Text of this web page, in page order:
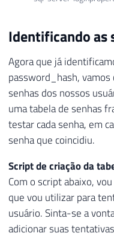
Identificando as
Agora que já
password_hash,
senhas dos nossos
uma tabela de senhas
testar cada senha, em
senha que coincidiu.
Script de criação da
Com o script abaixo,
que vou utilizar para
usuário. Sinta-se a
adicionar suas